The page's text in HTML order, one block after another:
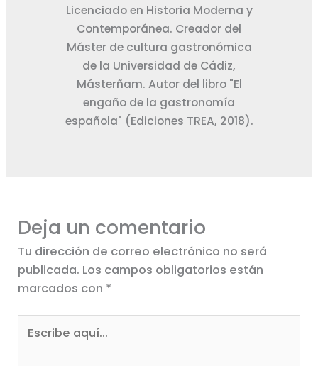
Licenciado en Historia Moderna y
Contemporánea. Creador del
Máster de cultura gastronómica
de la Universidad de Cádiz,
Másterñam. Autor del libro "El
engaño de la gastronomía
española" (Ediciones TREA, 2018).
Deja un comentario
Tu dirección de correo electrónico no será
publicada. Los campos obligatorios están
marcados con *
aquí...